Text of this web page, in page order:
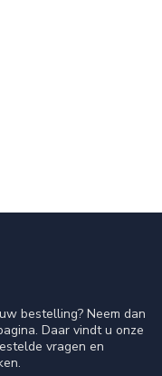
bestelling? Neem dan
Daar vindt u onze
vragen en